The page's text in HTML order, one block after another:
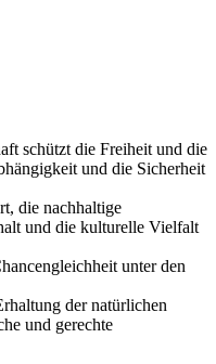
schützt die Freiheit und die
und die Sicherheit
die nachhaltige
und die kulturelle Vielfalt
unter den
der natürlichen
und gerechte